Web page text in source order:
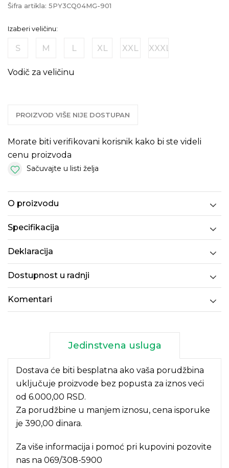
Šifra artikla: 5PY3CQ04MG-901
Izaberi veličinu:
S M L XL XXL XXXL
Vodič za veličinu
PROIZVOD VIŠE NIJE DOSTUPAN
Morate biti verifikovani korisnik kako bi ste videli
cenu proizvoda
Sačuvajte u listi želja
O proizvodu
Specifikacija
Deklaracija
Dostupnost u radnji
Komentari
Jedinstvena usluga
Dostava će biti besplatna ako vaša porudžbina
uključuje proizvode bez popusta za iznos veći
od 6.000,00 RSD.
Za porudžbine u manjem iznosu, cena isporuke
je 390,00 dinara.
Za više informacija i pomoć pri kupovini pozovite
nas na 069/308-5900